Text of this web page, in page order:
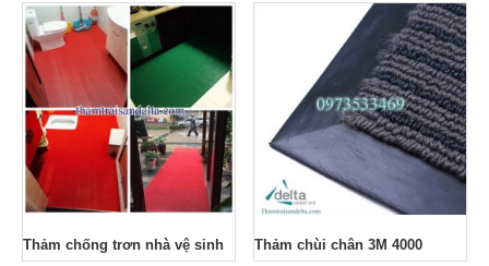
Thảm chống trơn nhà vệ sinh Thảm chùi chân 3M 4000